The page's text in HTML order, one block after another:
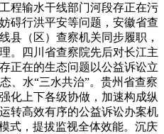
程输水干线部门河段存正在污
碍行洪平安等问题，安徽省查
县（区）查察机关同步履职，
。四川省查察院先后对长江主
正在的生态问题以公益诉讼立
、水“三水共治”。贵州省查察
化上下各级协做，加速构成纵
转高效有序的公益诉讼办案机
式，提拔监视全体效能。沉庆